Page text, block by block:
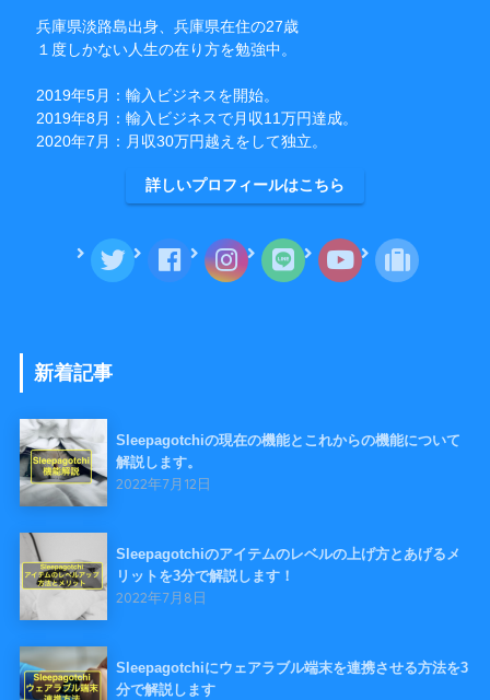
兵庫県淡路島出身、兵庫県在住の27歳
１度しかない人生の在り方を勉強中。
2019年5月：輸入ビジネスを開始。
2019年8月：輸入ビジネスで月収11万円達成。
2020年7月：月収30万円越えをして独立。
詳しいプロフィールはこちら
新着記事
Sleepagotchiの現在の機能とこれからの機能について
解説します。
2022年7月12日
Sleepagotchiのアイテムのレベルの上げ方とあげるメ
リットを3分で解説します！
2022年7月8日
Sleepagotchiにウェアラブル端末を連携させる方法を3
分で解説します